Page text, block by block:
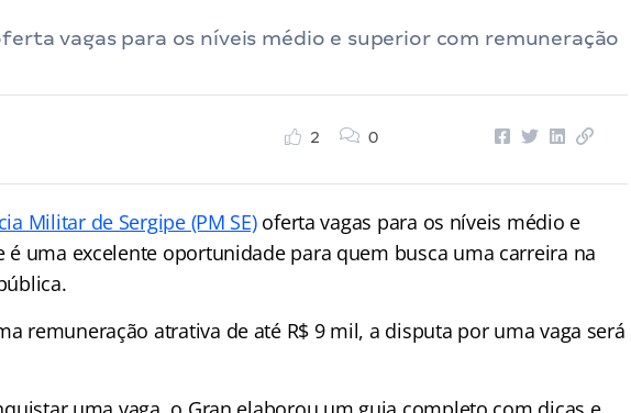
vagas para os níveis médio e superior com remuneração
2 0
Militar de Sergipe (PM SE)oferta vagas para os níveis médio e
é uma excelente oportunidade para quem busca uma carreira na
remuneração atrativa de até R$ 9 mil, a disputa por uma vaga será